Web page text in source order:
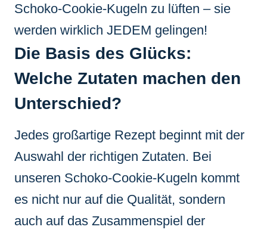
Schoko-Cookie-Kugeln zu lüften – sie
werden wirklich JEDEM gelingen!
Die Basis des Glücks:
Welche Zutaten machen den
Unterschied?
Jedes großartige Rezept beginnt mit der
Auswahl der richtigen Zutaten. Bei
unseren Schoko-Cookie-Kugeln kommt
es nicht nur auf die Qualität, sondern
auch auf das Zusammenspiel der